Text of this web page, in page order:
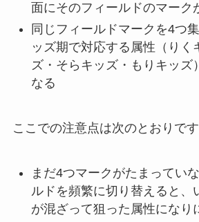
面にそのフィールドのマーク
同じフィールドマークを4つ
ッズ期で対応する属性（りく
ズ・そらキッズ・もりキッズ
なる
ここでの注意点は次のとおりです
まだ4つマークがたまってい
ルドを頻繁に切り替えると、
が混ざって狙った属性になり